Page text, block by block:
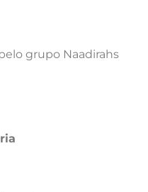
grupo Naadirahs